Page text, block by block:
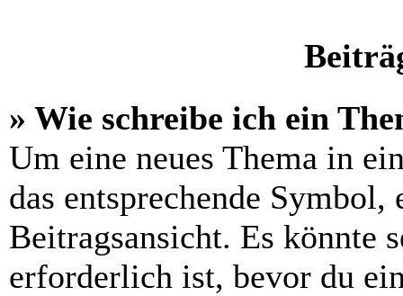
» Wie schreibe ich ein
Um eine neues Thema in
das entsprechende
Beitragsansicht. Es könnte
erforderlich ist, bevor du